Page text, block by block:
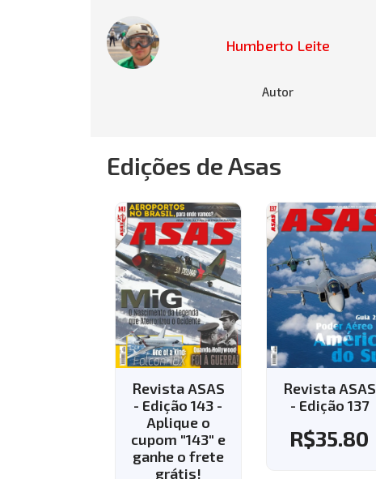
Humberto Leite
Autor
Edições de Asas
Revista ASAS
- Edição 137
R$35.80
Revista ASAS
- Edição 144 -
cupom "144" e